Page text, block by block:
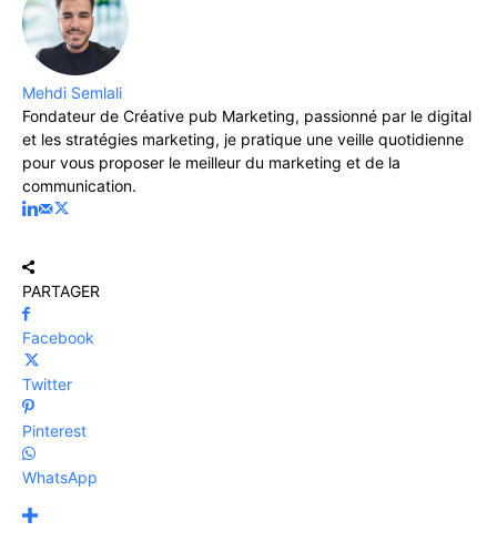
Mehdi Semlali
Fondateur de Créative pub Marketing, passionné par le digital
et les stratégies marketing, je pratique une veille quotidienne
pour vous proposer le meilleur du marketing et de la
communication.
PARTAGER
Facebook
Twitter
Pinterest
WhatsApp